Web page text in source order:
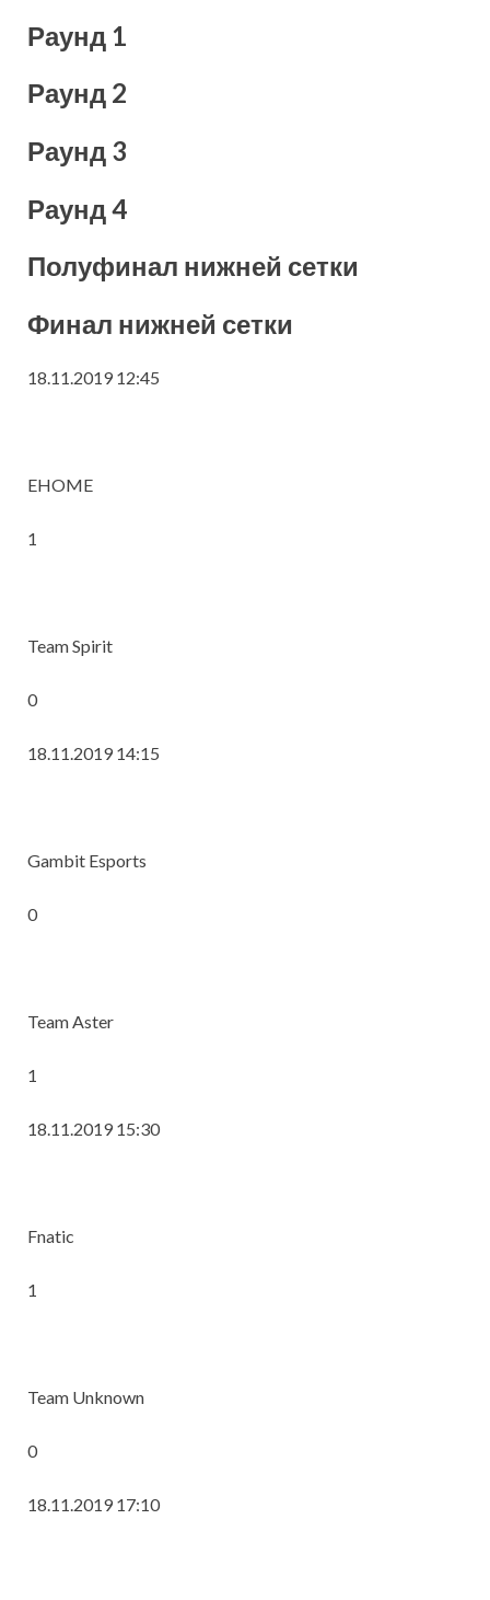
Раунд 1
Раунд 2
Раунд 3
Раунд 4
Полуфинал нижней сетки
Финал нижней сетки
18.11.2019 12:45
EHOME
1
Team Spirit
0
18.11.2019 14:15
Gambit Esports
0
Team Aster
1
18.11.2019 15:30
Fnatic
1
Team Unknown
0
18.11.2019 17:10